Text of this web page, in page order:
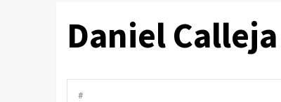
Daniel
#